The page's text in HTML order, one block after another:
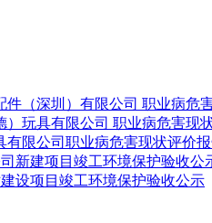
件（深圳）有限公司 职业病危
）玩具有限公司 职业病危害现
有限公司职业病危害现状评价
新建项目竣工环境保护验收公
设项目竣工环境保护验收公示